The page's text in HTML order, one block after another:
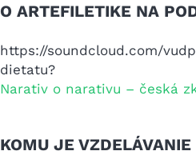
O ARTEFILETIKE NA
https://soundcloud.com/
dietatu?
Narativ o narativu – česká
KOMU JE VZDELÁVANIE